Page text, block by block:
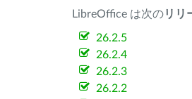
LibreOffice は次のリリ
26.2.5
26.2.4
26.2.3
26.2.2